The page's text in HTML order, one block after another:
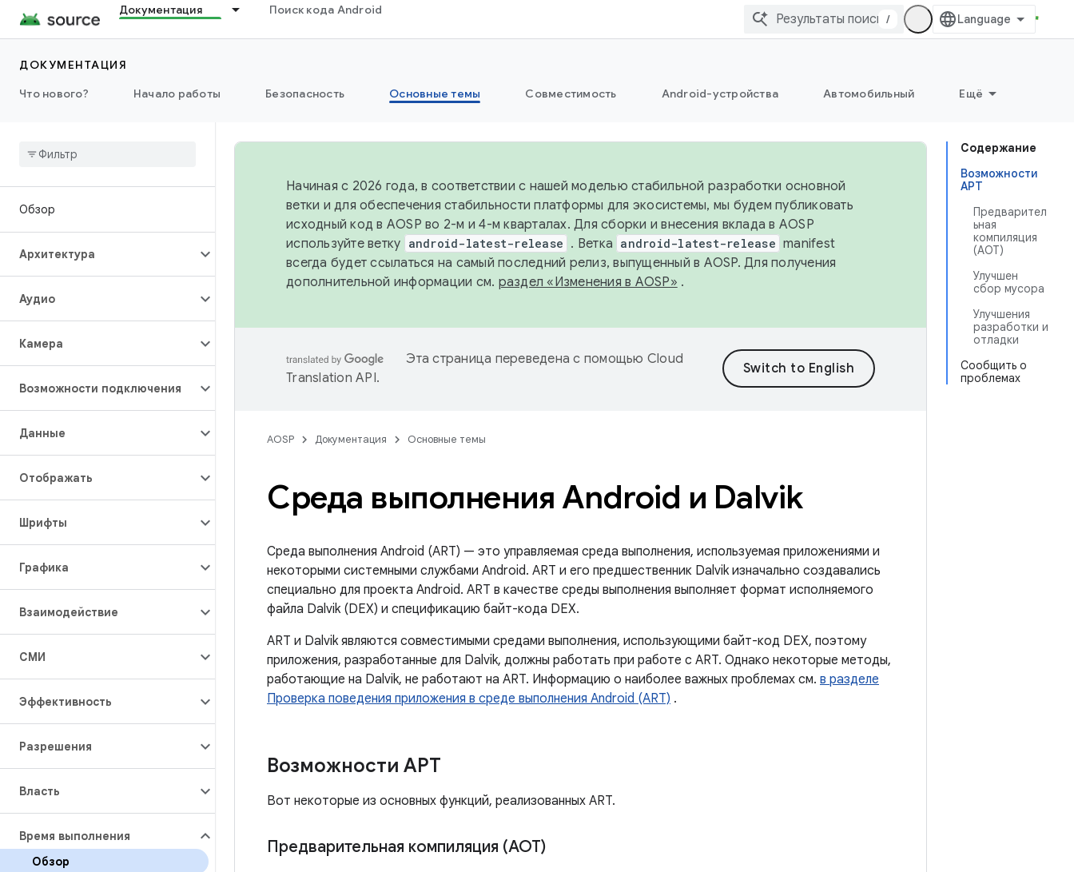
Документация Поиск кода Android
/
ДОКУМЕНТАЦИЯ
Что нового?
Начало работы Безопасность Основные темы Совместимость Android-устройства Автомобильный Ещё
Обзор
Архитектура
Аудио
Камера
Возможности подключения
Данные
Отображать
Шрифты
Графика
Взаимодействие
СМИ
Эффективность
Разрешения
Власть
Время выполнения
Обзор
Содержание
Возможности
АРТ
Предварител
ьная
компиляция
(AOT)
Улучшен
сбор мусора
Улучшения
разработки и
отладки
Сообщить о
проблемах
Начиная с 2026 года, в соответствии с нашей моделью стабильной разработки основной
ветки и для обеспечения стабильности платформы для экосистемы, мы будем публиковать
исходный код в AOSP во 2-м и 4-м кварталах. Для сборки и внесения вклада в AOSP
используйте ветку android-latest-release . Ветка android-latest-release manifest
всегда будет ссылаться на самый последний релиз, выпущенный в AOSP. Для получения
дополнительной информации см. раздел «Изменения в AOSP» .
Эта страница переведена с помощью Cloud
Translation API.
AOSP Документация Основные темы
Среда выполнения Android и Dalvik
Среда выполнения Android (ART) — это управляемая среда выполнения, используемая приложениями и
некоторыми системными службами Android. ART и его предшественник Dalvik изначально создавались
специально для проекта Android. ART в качестве среды выполнения выполняет формат исполняемого
файла Dalvik (DEX) и спецификацию байт-кода DEX.
ART и Dalvik являются совместимыми средами выполнения, использующими байт-код DEX, поэтому
приложения, разработанные для Dalvik, должны работать при работе с ART. Однако некоторые методы,
работающие на Dalvik, не работают на ART. Информацию о наиболее важных проблемах см. в разделе
Проверка поведения приложения в среде выполнения Android (ART) .
Возможности АРТ
Вот некоторые из основных функций, реализованных ART.
Предварительная компиляция (AOT)